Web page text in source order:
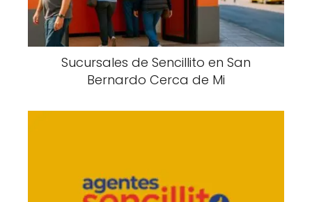
Sucursales de Sencillito en San
Bernardo Cerca de Mi